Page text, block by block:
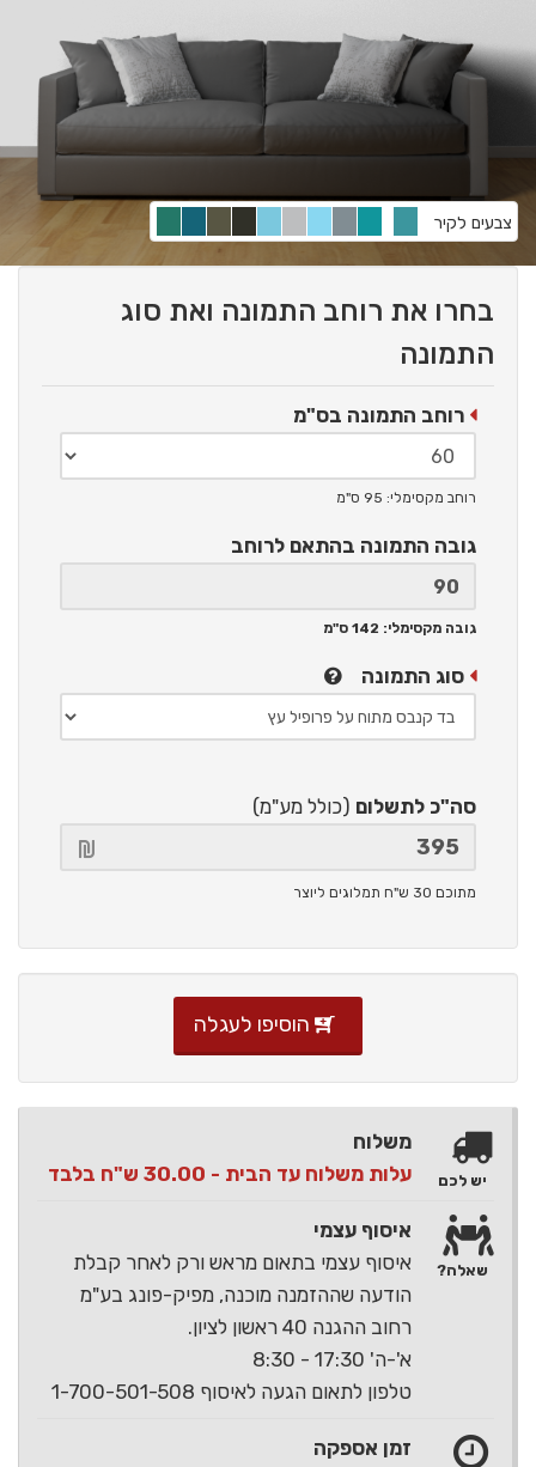
צבעים לקיר
בחרו את רוחב התמונה ואת סוג
התמונה
רוחב התמונה בס"מ
רוחב מקסימלי: 95 ס"מ
גובה התמונה בהתאם לרוחב
גובה מקסימלי: 142 ס"מ
סוג התמונה
סה"כ לתשלום (כולל מע"מ)
מתוכם 30 ש"ח תמלוגים ליוצר
הוסיפו לעגלה
משלוח
עלות משלוח עד הבית - 30.00 ש"ח בלבד
איסוף עצמי
איסוף עצמי בתאום מראש ורק לאחר קבלת
הודעה שההזמנה מוכנה, מפיק-פונג בע"מ
רחוב ההגנה 40 ראשון לציון.
א'-ה' 17:30 - 8:30
טלפון לתאום הגעה לאיסוף 1-700-501-508
זמן אספקה
יש לכם
שאלה?